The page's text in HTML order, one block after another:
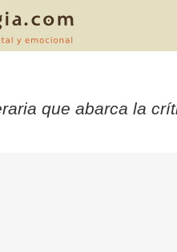
que abarca la